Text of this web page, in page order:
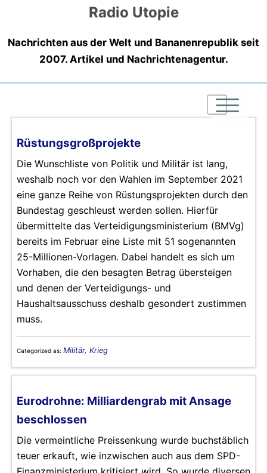
Radio Utopie
Nachrichten aus der Welt und Bananenrepublik seit
2007. Artikel und Nachrichtenagentur.
|
|
|
Rüstungsgroßprojekte
Die Wunschliste von Politik und Militär ist lang,
weshalb noch vor den Wahlen im September 2021
eine ganze Reihe von Rüstungsprojekten durch den
Bundestag geschleust werden sollen. Hierfür
übermittelte das Verteidigungsministerium (BMVg)
bereits im Februar eine Liste mit 51 sogenannten
25-Millionen-Vorlagen. Dabei handelt es sich um
Vorhaben, die den besagten Betrag übersteigen
und denen der Verteidigungs- und
Haushaltsausschuss deshalb gesondert zustimmen
muss.
Categorized as: Militär, Krieg
Eurodrohne: Milliardengrab mit Ansage
beschlossen
Die vermeintliche Preissenkung wurde buchstäblich
teuer erkauft, wie inzwischen auch aus dem SPD-